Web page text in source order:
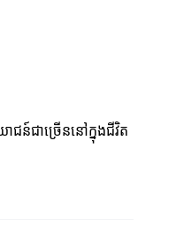
ជន៍ជាច្រើននៅក្នុងជីវិត